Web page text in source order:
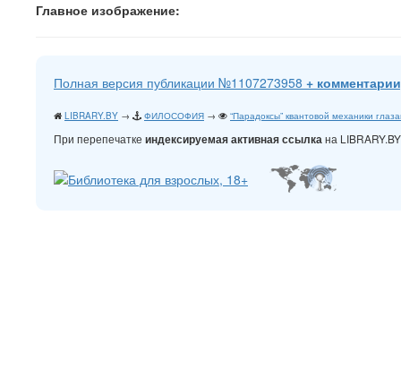
Главное изображение:
Полная версия публикации №1107273958 +
LIBRARY.BY → ФИЛОСОФИЯ → “Парадоксы” квантовой механики
При перепечатке индексируемая активная ссылкана